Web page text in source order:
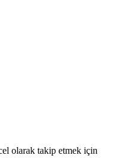
olarak takip etmek için